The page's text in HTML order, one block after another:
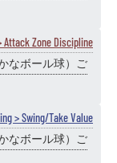
Attack Zone Discipline
なボール球）ご
> Swing/Take Value
なボール球）ご